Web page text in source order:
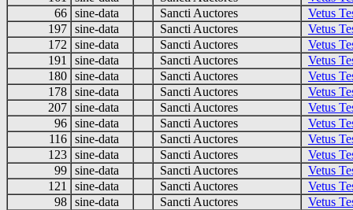
66 sine-data Sancti Auctores
Vetus
197 sine-data Sancti Auctores
Vetus
172
sine-data Sancti Auctores
Vetus
191
sine-data Sancti Auctores
Vetus
180 sine-data Sancti Auctores
Vetus
178 sine-data Sancti Auctores
Vetus
207 sine-data Sancti Auctores
Vetus
96 sine-data Sancti Auctores
Vetus
116 sine-data Sancti Auctores
Vetus
123 sine-data Sancti Auctores
Vetus
99 sine-data Sancti Auctores
Vetus
121
sine-data Sancti Auctores
Vetus
98 sine-data Sancti Auctores
Vetus